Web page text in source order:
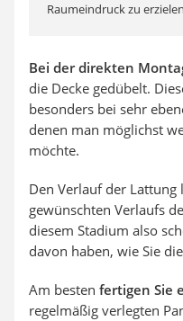
Raumeindruck zu
Bei der direkten
die Decke gedübelt.
besonders bei sehr
denen man möglichst
möchte.
Den Verlauf der Lattung
gewünschten Verlaufs
diesem Stadium also
davon haben, wie Sie
Am besten fertigen Sie
regelmäßig verlegten